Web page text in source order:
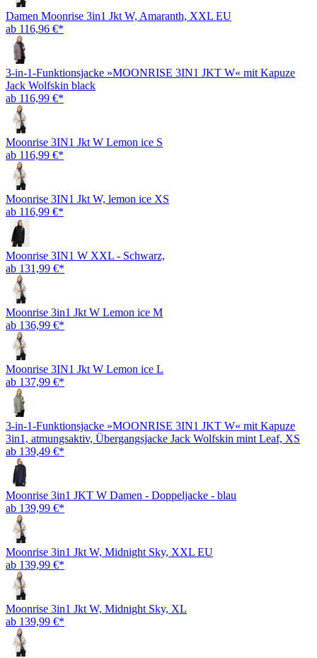
Damen Moonrise 3in1 Jkt W, Amaranth, XXL EU
ab 116,96 €*
3-in-1-Funktionsjacke »MOONRISE 3IN1 JKT W« mit Kapuze
Jack Wolfskin black
ab 116,99 €*
Moonrise 3IN1 Jkt W Lemon ice S
ab 116,99 €*
Moonrise 3IN1 Jkt W, lemon ice XS
ab 116,99 €*
Moonrise 3IN1 W XXL - Schwarz,
ab 131,99 €*
Moonrise 3in1 Jkt W Lemon ice M
ab 136,99 €*
Moonrise 3IN1 Jkt W Lemon ice L
ab 137,99 €*
3-in-1-Funktionsjacke »MOONRISE 3IN1 JKT W« mit Kapuze
3in1, atmungsaktiv, Übergangsjacke Jack Wolfskin mint Leaf, XS
ab 139,49 €*
Moonrise 3in1 JKT W Damen - Doppeljacke - blau
ab 139,99 €*
Moonrise 3in1 Jkt W, Midnight Sky, XXL EU
ab 139,99 €*
Moonrise 3in1 Jkt W, Midnight Sky, XL
ab 139,99 €*